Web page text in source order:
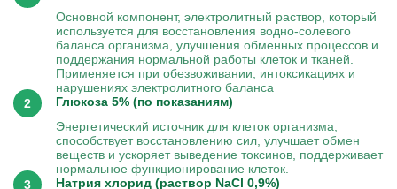
Основной компонент, электролитный раствор, который
используется для восстановления водно-солевого
баланса организма, улучшения обменных процессов и
поддержания нормальной работы клеток и тканей.
Применяется при обезвоживании, интоксикациях и
нарушениях электролитного баланса
Глюкоза 5% (по показаниям)
Энергетический источник для клеток организма,
способствует восстановлению сил, улучшает обмен
веществ и ускоряет выведение токсинов, поддерживает
нормальное функционирование клеток.
Натрия хлорид (раствор NaCl 0,9%)